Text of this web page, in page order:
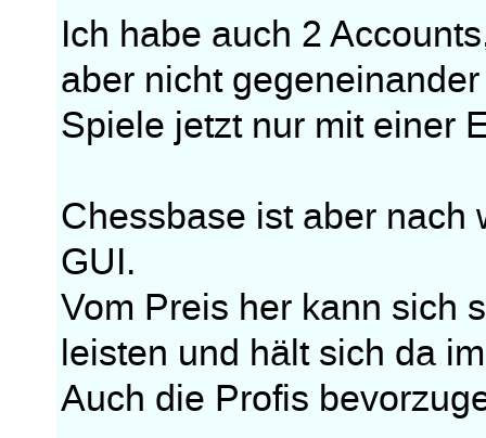
Ich habe auch 2
aber nicht
Spiele jetzt nur mit einer
Chessbase ist aber nach
GUI.
Vom Preis her kann sich
leisten und hält sich da
Auch die Profis